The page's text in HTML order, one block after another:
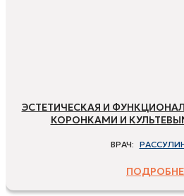
ЭСТЕТИЧЕСКАЯ И
КОРОНКАМИ И
ВРАЧ: